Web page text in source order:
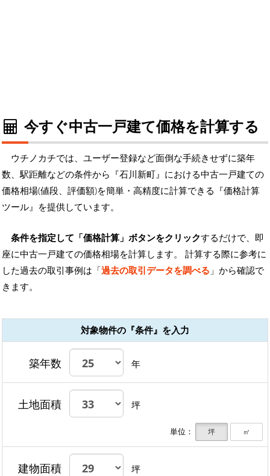
今すぐ中古一戸建て価格を計算する
ウチノカチでは、ユーザー登録など面倒な手続きせずに築年
数、駅距離などの条件から『石川新町』における中古一戸建ての
価格相場(値段、評価額)を簡単・高精度に計算できる『価格計算
ツール』を提供しています。
条件を指定して「価格計算」ボタンをクリックするだけで、即
座に中古一戸建ての価格相場を計算します。 計算する際に参考に
した過去の取引事例は「過去の取引データを調べる 」から確認で
きます。
対象物件の『条件』を入力
築年数 年
土地面積 坪
単位： 坪 ㎡
建物面積 坪